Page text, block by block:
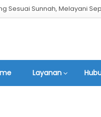
Sesuai Sunnah, Melayani
Layanan